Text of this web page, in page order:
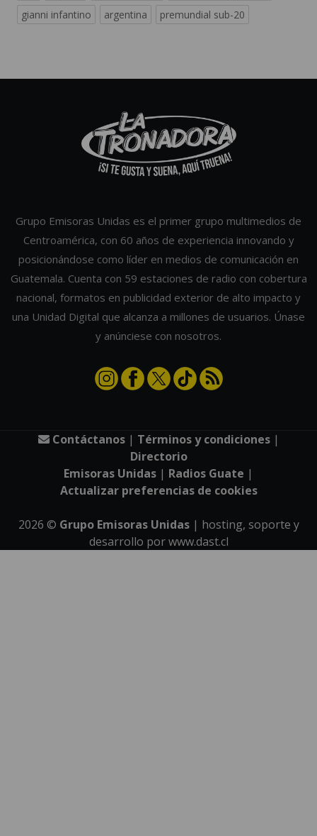
gianni infantino
argentina premundial sub-20
Grupo Emisoras Unidas es el primer grupo multimedios de
Centroamérica, con 60 años de experiencia innovando y
posicionándose como líder en medios de comunicación en
Guatemala. Cuenta con 59 estaciones de radio con cobertura
nacional, formatos en publicidad exterior de alto impacto y
una Unidad Digital que alcanza a millones de usuarios. Únase
y anúnciese con nosotros.
Contáctanos| Términos y condiciones|
Directorio
Emisoras Unidas | Radios Guate |
Actualizar preferencias de cookies
2026 © Grupo Emisoras Unidas| hosting, soporte y
desarrollo porwww.dast.cl